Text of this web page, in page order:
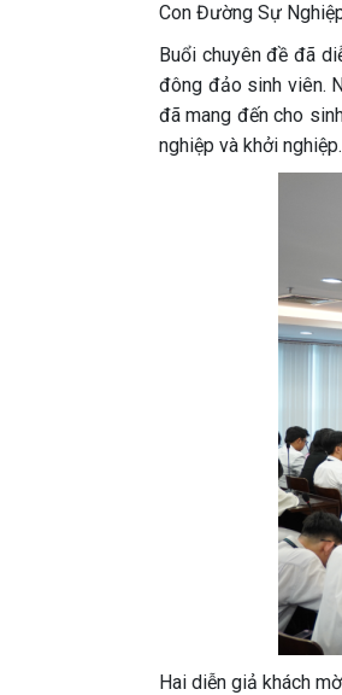
Con Đường Sự
Buổi chuyên đề đã
đông đảo sinh viên.
đã mang đến cho
nghiệp và khởi nghiệp.
Hai diễn giả khách